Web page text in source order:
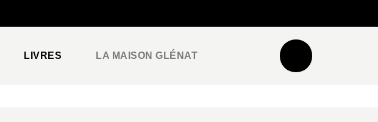
LIVRES LA MAISON GLÉNAT